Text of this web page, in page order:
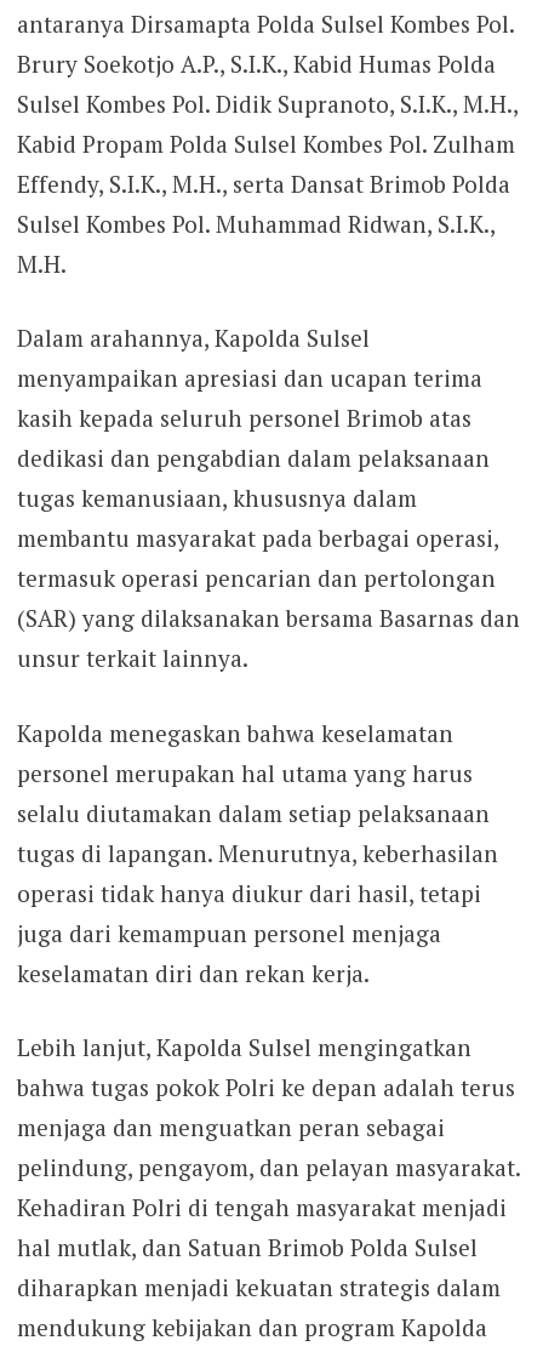
antaranya Dirsamapta Polda Sulsel Kombes Pol.
Brury Soekotjo A.P., S.I.K., Kabid Humas Polda
Sulsel Kombes Pol. Didik Supranoto, S.I.K., M.H.,
Kabid Propam Polda Sulsel Kombes Pol. Zulham
Effendy, S.I.K., M.H., serta Dansat Brimob Polda
Sulsel Kombes Pol. Muhammad Ridwan, S.I.K.,
M.H.
Dalam arahannya, Kapolda Sulsel
menyampaikan apresiasi dan ucapan terima
kasih kepada seluruh personel Brimob atas
dedikasi dan pengabdian dalam pelaksanaan
tugas kemanusiaan, khususnya dalam
membantu masyarakat pada berbagai operasi,
termasuk operasi pencarian dan pertolongan
(SAR) yang dilaksanakan bersama Basarnas dan
unsur terkait lainnya.
Kapolda menegaskan bahwa keselamatan
personel merupakan hal utama yang harus
selalu diutamakan dalam setiap pelaksanaan
tugas di lapangan. Menurutnya, keberhasilan
operasi tidak hanya diukur dari hasil, tetapi
juga dari kemampuan personel menjaga
keselamatan diri dan rekan kerja.
Lebih lanjut, Kapolda Sulsel mengingatkan
bahwa tugas pokok Polri ke depan adalah terus
menjaga dan menguatkan peran sebagai
pelindung, pengayom, dan pelayan masyarakat.
Kehadiran Polri di tengah masyarakat menjadi
hal mutlak, dan Satuan Brimob Polda Sulsel
diharapkan menjadi kekuatan strategis dalam
mendukung kebijakan dan program Kapolda